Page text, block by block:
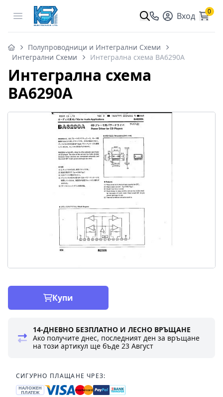
Open menu Вход 0
Полупроводници и Интегрални Схеми
Интегрални Схеми
Интегрална схема BA6290A
Интегрална схема
BA6290A
Купи
14-ДНЕВНО БЕЗПЛАТНО И ЛЕСНО ВРЪЩАНЕ
Ако получите днес, последният ден за връщане
на този артикул ще бъде23 Август
СИГУРНО ПЛАЩАНЕ ЧРЕЗ:
НАЛОЖЕН
ПЛАТЕЖ